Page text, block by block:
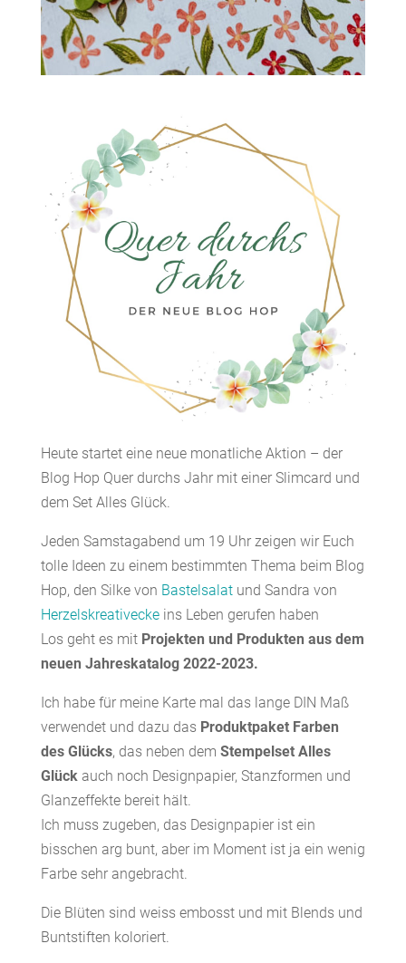
Heute startet eine neue monatliche Aktion – der
Blog Hop Quer durchs Jahr mit einer Slimcard und
dem Set Alles Glück.
Jeden Samstagabend um 19 Uhr zeigen wir Euch
tolle Ideen zu einem bestimmten Thema beim Blog
Hop, den Silke von Bastelsalatund Sandra von
Herzelskreativeckeins Leben gerufen haben
Los geht es mit Projekten und Produkten aus dem
neuen Jahreskatalog 2022-2023.
Ich habe für meine Karte mal das lange DIN Maß
verwendet und dazu das Produktpaket Farben
des Glücks, das neben dem Stempelset Alles
Glückauch noch Designpapier, Stanzformen und
Glanzeffekte bereit hält.
Ich muss zugeben, das Designpapier ist ein
bisschen arg bunt, aber im Moment ist ja ein wenig
Farbe sehr angebracht.
Die Blüten sind weiss embosst und mit Blends und
Buntstiften koloriert.